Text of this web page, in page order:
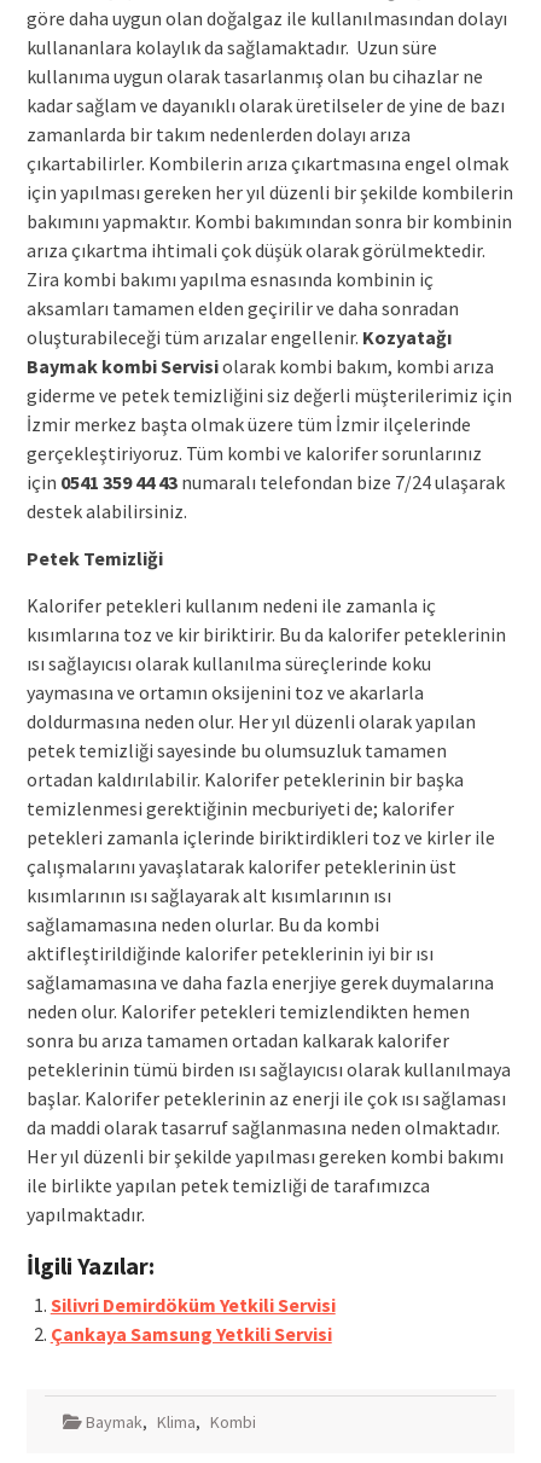
göre daha uygun olan doğalgaz ile kullanılmasından dolayı
kullananlara kolaylık da sağlamaktadır. Uzun süre
kullanıma uygun olarak tasarlanmış olan bu cihazlar ne
kadar sağlam ve dayanıklı olarak üretilseler de yine de bazı
zamanlarda bir takım nedenlerden dolayı arıza
çıkartabilirler. Kombilerin arıza çıkartmasına engel olmak
için yapılması gereken her yıl düzenli bir şekilde kombilerin
bakımını yapmaktır. Kombi bakımından sonra bir kombinin
arıza çıkartma ihtimali çok düşük olarak görülmektedir.
Zira kombi bakımı yapılma esnasında kombinin iç
aksamları tamamen elden geçirilir ve daha sonradan
oluşturabileceği tüm arızalar engellenir. Kozyatağı
Baymak kombi Servisiolarak kombi bakım, kombi arıza
giderme ve petek temizliğini siz değerli müşterilerimiz için
İzmir merkez başta olmak üzere tüm İzmir ilçelerinde
gerçekleştiriyoruz. Tüm kombi ve kalorifer sorunlarınız
için 0541 359 44 43 numaralı telefondan bize 7/24 ulaşarak
destek alabilirsiniz.
Petek Temizliği
Kalorifer petekleri kullanım nedeni ile zamanla iç
kısımlarına toz ve kir biriktirir. Bu da kalorifer peteklerinin
ısı sağlayıcısı olarak kullanılma süreçlerinde koku
yaymasına ve ortamın oksijenini toz ve akarlarla
doldurmasına neden olur. Her yıl düzenli olarak yapılan
petek temizliği sayesinde bu olumsuzluk tamamen
ortadan kaldırılabilir. Kalorifer peteklerinin bir başka
temizlenmesi gerektiğinin mecburiyeti de; kalorifer
petekleri zamanla içlerinde biriktirdikleri toz ve kirler ile
çalışmalarını yavaşlatarak kalorifer peteklerinin üst
kısımlarının ısı sağlayarak alt kısımlarının ısı
sağlamamasına neden olurlar. Bu da kombi
aktifleştirildiğinde kalorifer peteklerinin iyi bir ısı
sağlamamasına ve daha fazla enerjiye gerek duymalarına
neden olur. Kalorifer petekleri temizlendikten hemen
sonra bu arıza tamamen ortadan kalkarak kalorifer
peteklerinin tümü birden ısı sağlayıcısı olarak kullanılmaya
başlar. Kalorifer peteklerinin az enerji ile çok ısı sağlaması
da maddi olarak tasarruf sağlanmasına neden olmaktadır.
Her yıl düzenli bir şekilde yapılması gereken kombi bakımı
ile birlikte yapılan petek temizliği de tarafımızca
yapılmaktadır.
İlgili Yazılar:
Silivri Demirdöküm Yetkili Servisi
Çankaya Samsung Yetkili Servisi
Baymak, Klima, Kombi